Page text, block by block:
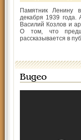
Памятник Ленину
декабря 1939 года.
Василий Козлов и
О том, что
рассказывается в
Видео